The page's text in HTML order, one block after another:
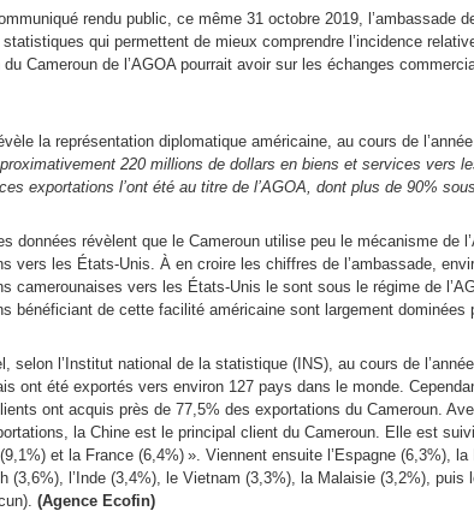
rendu public, ce même 31 octobre 2019, l’ambassade
qui permettent de mieux comprendre l’incidence
du Cameroun de l’AGOA pourrait avoir sur les échanges
la représentation diplomatique américaine, au cours de
220 millions de dollars en biens et services vers
exportations l’ont été au titre de l’AGOA, dont plus de 90%
données révèlent que le Cameroun utilise peu le mécanisme de
vers les États-Unis. À en croire les chiffres de l’ambassade,
camerounaises vers les États-Unis le sont sous le régime de
bénéficiant de cette facilité américaine sont largement dominées
selon l’Institut national de la statistique (INS), au cours de
ont été exportés vers environ 127 pays dans le monde.
ont acquis près de 77,5% des exportations du Cameroun.
la Chine est le principal client du Cameroun. Elle est
et la France (6,4%) ». Viennent ensuite l’Espagne (6,3%),
(3,6%), l’Inde (3,4%), le Vietnam (3,3%), la Malaisie (3,2%), puis
(Agence Ecofin)